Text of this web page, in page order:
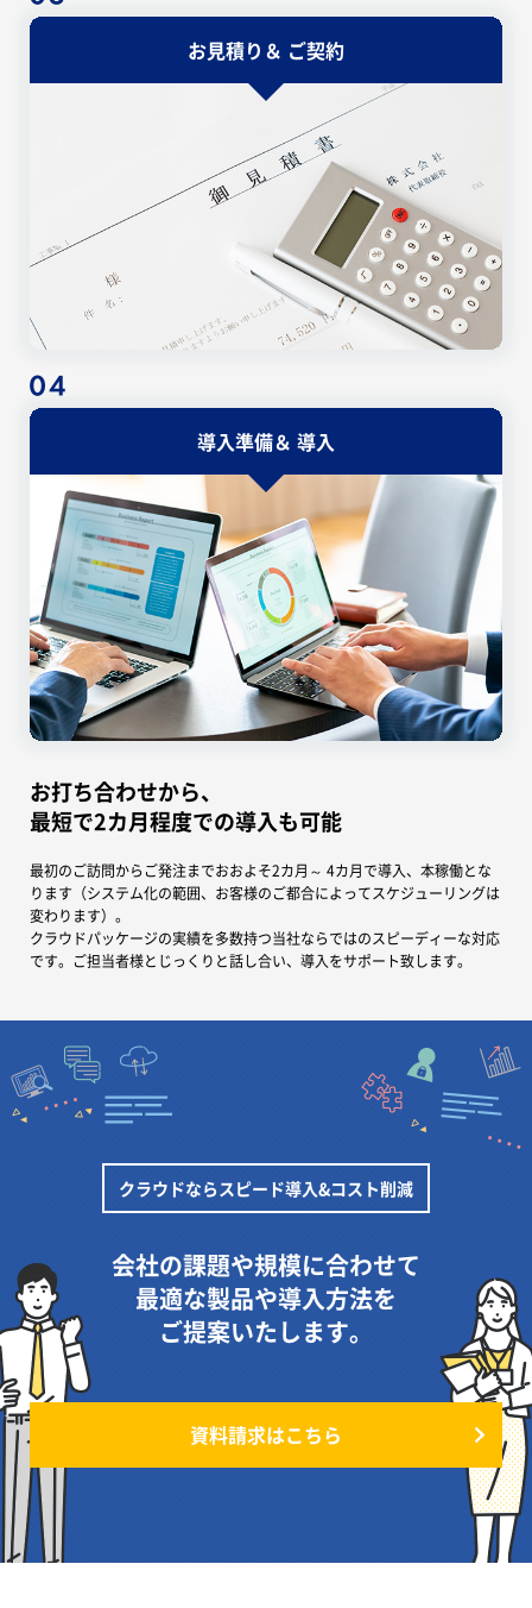
お見積り＆ ご契約
導入準備＆ 導入
お打ち合わせから、
最短で2カ月程度での導入も可能
最初のご訪問からご発注までおおよそ2カ月～ 4カ月で導入、本稼働とな
ります（システム化の範囲、お客様のご都合によってスケジューリングは
変わります）。
クラウドパッケージの実績を多数持つ当社ならではのスピーディーな対応
です。ご担当者様とじっくりと話し合い、導入をサポート致します。
クラウドならスピード導入&コスト削減
会社の課題や規模に合わせて
最適な製品や導入方法を
ご提案いたします。
資料請求はこちら